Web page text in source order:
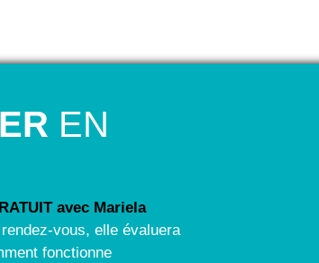
EN
avec Mariela
vous, elle évaluera
fonctionne